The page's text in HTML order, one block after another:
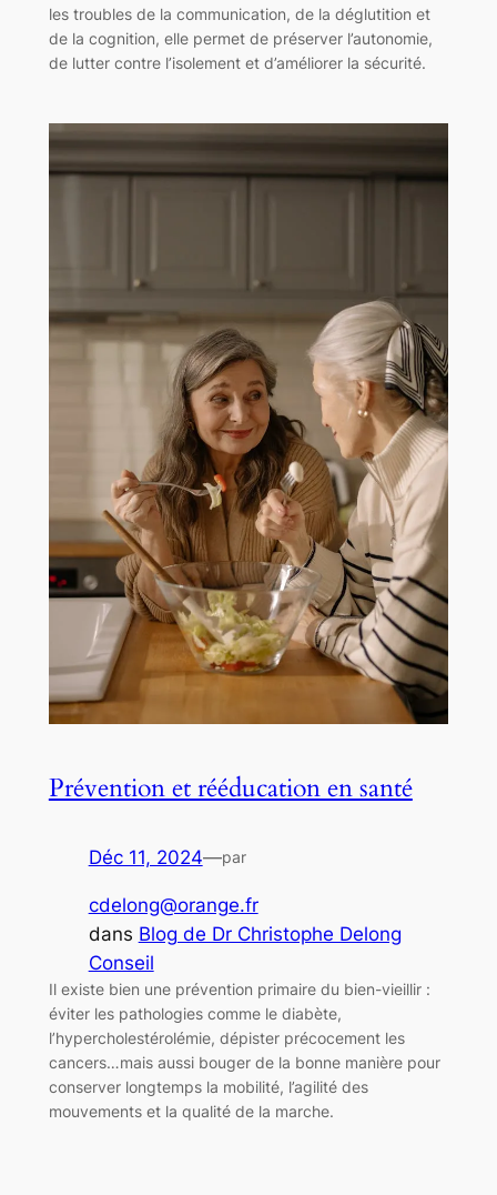
les troubles de la communication, de la déglutition et
de la cognition, elle permet de préserver l’autonomie,
de lutter contre l’isolement et d’améliorer la sécurité.
Prévention et rééducation en santé
Déc 11, 2024—par
cdelong@orange.fr
dans Blog de Dr Christophe Delong
Conseil
Il existe bien une prévention primaire du bien-vieillir :
éviter les pathologies comme le diabète,
l’hypercholestérolémie, dépister précocement les
cancers…mais aussi bouger de la bonne manière pour
conserver longtemps la mobilité, l’agilité des
mouvements et la qualité de la marche.